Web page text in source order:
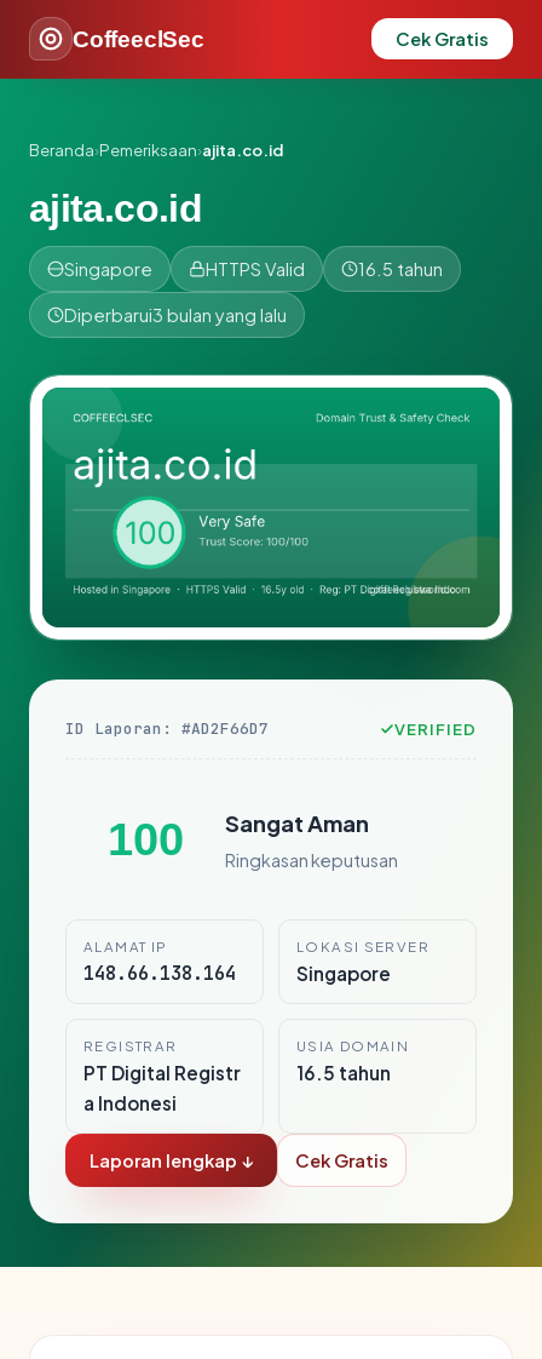
CoffeeclSec Cek Gratis
Beranda›Pemeriksaan›ajita.co.id
ajita.co.id
Singapore HTTPS Valid 16.5 tahun
Diperbarui3 bulan yang lalu
ID Laporan: #AD2F66D7 VERIFIED
100 Sangat Aman
Ringkasan keputusan
ALAMAT IP
148.66.138.164
LOKASI SERVER
Singapore
REGISTRAR
PT Digital Registr
a Indonesi
USIA DOMAIN
16.5 tahun
Laporan lengkap ↓ Cek Gratis